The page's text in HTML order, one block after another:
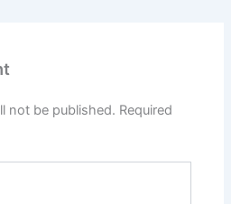
not be published. Required